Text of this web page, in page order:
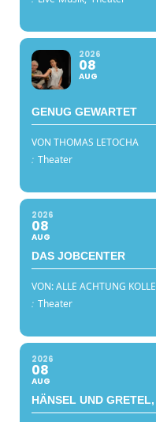
2026
08
AUG
GENUG GEWARTET
VON THOMAS LETOCHA
: Theater
2026
08
AUG
DAS JOBCENTER
VON: ALLE ACHTUNG
: Theater
2026
08
AUG
HÄNSEL UND